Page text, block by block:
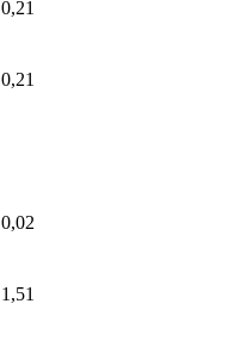
0,21
0,21
0,02
1,51